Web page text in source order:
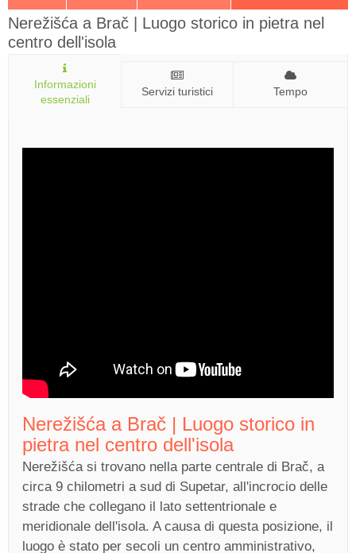
Nerežišća a Brač | Luogo storico in pietra nel
centro dell'isola
Informazioni
essenziali
Servizi turistici Tempo
Nerežišća a Brač | Luogo storico in
pietra nel centro dell'isola
Nerežišća si trovano nella parte centrale di Brač, a
circa 9 chilometri a sud di Supetar, all'incrocio delle
strade che collegano il lato settentrionale e
meridionale dell'isola. A causa di questa posizione, il
luogo è stato per secoli un centro amministrativo,